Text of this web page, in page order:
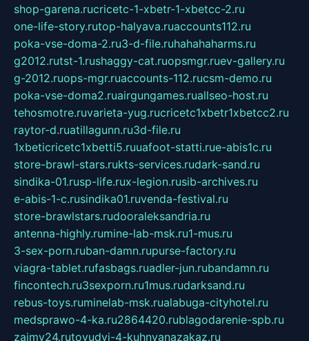
shop-garena.rucricetc-1-xbetr-1-xbetcc-2.ru
one-life-story.rutop-halyava.ruaccounts112.ru
poka-vse-doma-2.ru3-d-file.ruhahahaharms.ru
g2012.rutst-1.rushaggy-cat.ruopsmgr.ruev-gallery.ru
g-2012.ruops-mgr.ruaccounts-112.rucsm-demo.ru
poka-vse-doma2.ruairgungames.ruallseo-host.ru
tehosmotre.ruvarieta-yug.rucricetc1xbetr1xbetcc2.ru
raytor-d.ruatillagunn.ru3d-file.ru
1xbeticricetc1xbetti5.ruuafoot-statti.rue-abis1c.ru
store-brawl-stars.rukts-services.rudark-sand.ru
sindika-01.rusp-life.rux-legion.rusib-archives.ru
e-abis-1-c.rusindika01.ruvenda-festival.ru
store-brawlstars.rudooraleksandria.ru
antenna-highly.rumine-lab-msk.ru1-mus.ru
3-sex-porn.ruban-damn.rupurse-factory.ru
viagra-tablet.rufasbags.ruadler-jun.rubandamn.ru
fincontech.ru3sexporn.ru1mus.rudarksand.ru
rebus-toys.ruminelab-msk.rualabuga-cityhotel.ru
medsprawo-4-ka.ru2864420.rublagodarenie-spb.ru
zajmy24.rutovudyi-4-kuhnyanazakaz.ru